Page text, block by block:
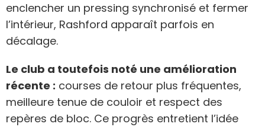
enclencher un pressing synchronisé et fermer
l’intérieur, Rashford apparaît parfois en
décalage.
Le club a toutefois noté une amélioration
récente : courses de retour plus fréquentes,
meilleure tenue de couloir et respect des
repères de bloc. Ce progrès entretient l’idée